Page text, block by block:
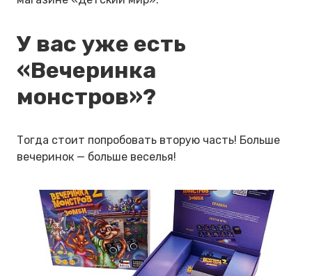
У вас уже есть
«Вечеринка
монстров»?
Тогда стоит попробовать вторую часть! Больше
вечеринок — больше веселья!